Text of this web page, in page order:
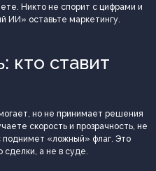
Никто не спорит с цифрами и
ИИ» оставьте маркетингу.
кто ставит
но не принимает решения
скорость и прозрачность, не
поднимет «ложный» флаг. Это
сделки, а не в суде.